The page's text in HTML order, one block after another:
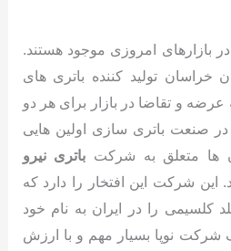
بازارهای امروزی موجود هستند.
خراسان تولید کننده باتری های
و تقاضا در بازار برای هر دو
در صنعت باتری سازی اولین هایی
ها متعلق به شرکت باتری نیرو
این شرکت این افتخار را دارد که
کلسیمی را در ایران به نام خود
شرکت نوپا بسیار مهم و با ارزش